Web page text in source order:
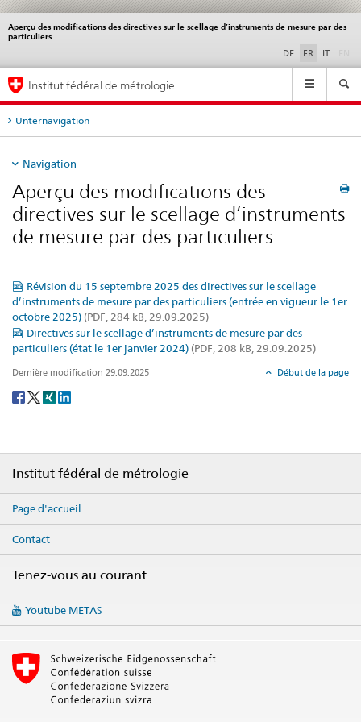
Aperçu des modifications des directives sur le scellage d’instruments de mesure par des
particuliers
DE FR IT
Service
navigation
Navigation
Institut fédéral de métrologie
Unternavigation
Navigation
Aperçu des modifications des
directives sur le scellage d’instruments
de mesure par des particuliers
Révision du 15 septembre 2025 des directives sur le scellage
d’instruments de mesure par des particuliers (entrée en vigueur le 1er
octobre 2025) (PDF, 284 kB, 29.09.2025)
Directives sur le scellage d’instruments de mesure par des
particuliers (état le 1er janvier 2024) (PDF, 208 kB, 29.09.2025)
Dernière modification 29.09.2025 Début de la page
Social
Institut fédéral de métrologie
Page d'accueil
Contact
Tenez-vous au courant
Social
media
Youtube METAS